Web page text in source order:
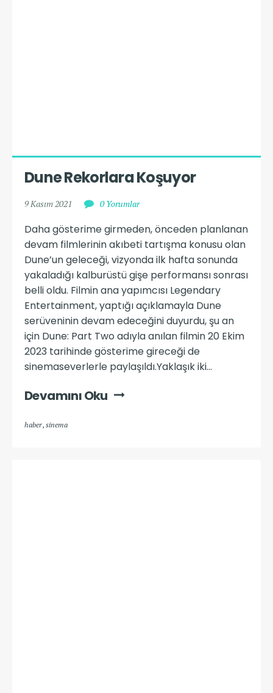
Dune Rekorlara Koşuyor
9 Kasım 2021 0 Yorumlar
Daha gösterime girmeden, önceden planlanan
devam filmlerinin akıbeti tartışma konusu olan
Dune’un geleceği, vizyonda ilk hafta sonunda
yakaladığı kalburüstü gişe performansı sonrası
belli oldu. Filmin ana yapımcısı Legendary
Entertainment, yaptığı açıklamayla Dune
serüveninin devam edeceğini duyurdu, şu an
için Dune: Part Two adıyla anılan filmin 20 Ekim
2023 tarihinde gösterime gireceği de
sinemaseverlerle paylaşıldı.Yaklaşık iki...
Devamını Oku
haber, sinema